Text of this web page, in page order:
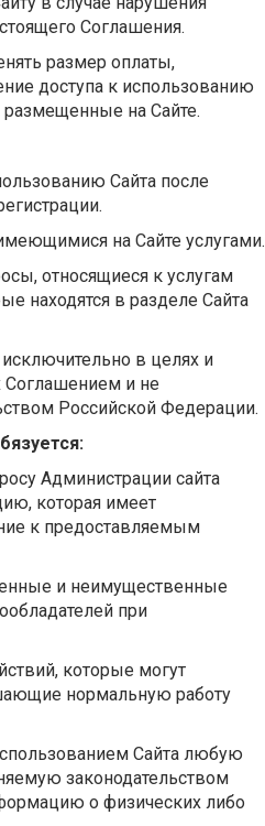
Соглашения.
размер оплаты,
доступа к использованию
размещенные на Сайте.
Сайта после
на Сайте услугами.
относящиеся к услугам
находятся в разделе Сайта
в целях и
Соглашением и не
Российской Федерации.
Администрации сайта
которая имеет
к предоставляемым
и неимущественные
при
которые могут
нормальную работу
Сайта любую
законодательством
о физических либо